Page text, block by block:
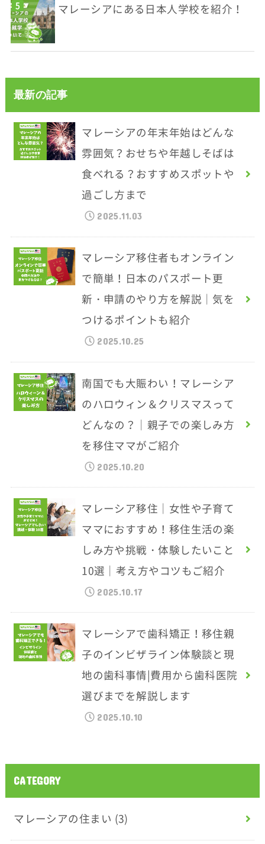
マレーシアにある日本人学校を紹介！
最新の記事
マレーシアの年末年始はどんな
雰囲気？おせちや年越しそばは
食べれる？おすすめスポットや
過ごし方まで
2025.11.03
マレーシア移住者もオンライン
で簡単！日本のパスポート更
新・申請のやり方を解説｜気を
つけるポイントも紹介
2025.10.25
南国でも大賑わい！マレーシア
のハロウィン＆クリスマスって
どんなの？｜親子での楽しみ方
を移住ママがご紹介
2025.10.20
マレーシア移住｜女性や子育て
ママにおすすめ！移住生活の楽
しみ方や挑戦・体験したいこと
10選｜考え方やコツもご紹介
2025.10.17
マレーシアで歯科矯正！移住親
子のインビザライン体験談と現
地の歯科事情|費用から歯科医院
選びまでを解説します
2025.10.10
CATEGORY
マレーシアの住まい (3)